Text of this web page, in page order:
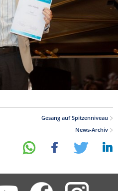
Gesang auf Spitzenniveau
News-Archiv